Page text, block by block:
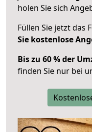
holen Sie sich
Füllen Sie jetzt das
Sie kostenlose
Bis zu 60 % der
finden Sie nur bei